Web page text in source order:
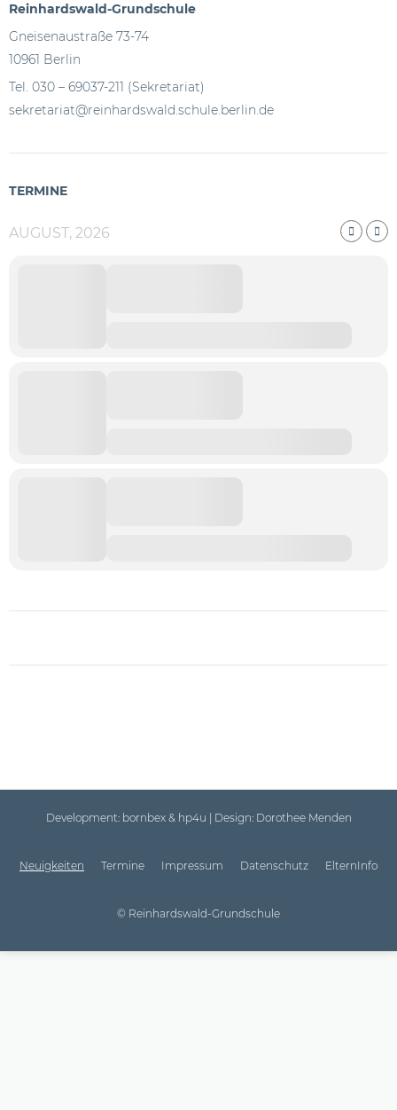
Reinhardswald-Grundschule
Gneisenaustraße 73-74
10961 Berlin
Tel. 030 – 69037-211 (Sekretariat)
sekretariat@reinhardswald.schule.berlin.de
TERMINE
AUGUST, 2026
Development: bornbex & hp4u | Design: Dorothee Menden
Neuigkeiten Termine Impressum Datenschutz ElternInfo
© Reinhardswald-Grundschule